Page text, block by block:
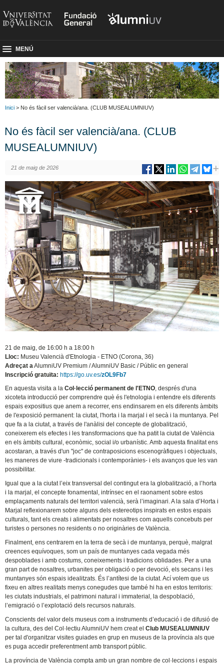
MENÚ
Inici > No és fàcil ser valencià/ana. (CLUB MUSEALUMNIUV)
No és fàcil ser valencià/ana. (CLUB
MUSEALUMNIUV)
21 de maig de 2026
21 de maig, de 16:00 h a 18:00 h
Lloc: Museu Valencià d'Etnologia - ETNO (Corona, 36)
Adreçat a AlumniUV Premium / AlumniUV Basic / Públic en general
Inscripció gratuïta:https://go.uv.es/zOL9Fb7
En aquesta visita a laCol·lecció permanent de l'ETNO, després d'una
xicoteta introducció per comprendre què és l'etnologia i entendre els diferents
espais expositius que anem a recorrer, ens endinsarem en els diferents àmbits
de l'exposició permanent: la ciutat, l'horta i la marjal i el secà i la muntanya. Pel
que fa a la ciutat, a través de l'anàlisi del concepte de globalització,
coneixerem els efectes i les transformacions que ha patit la ciutat de València
en els àmbits cultural, econòmic, social i/o urbanístic. Amb aquesta finalitat ens
acostaran, a través d'un "joc" de contraposicions escenogràfiques i objectuals,
les maneres de viure -tradicionals i contemporànies- i els avanços que les van
possibilitar.
Igual que a la ciutat l’eix transversal del contingut era la globalització, a l’horta
i la marjal, el concepte fonamental, intrínsec en el raonament sobre estos
emplaçaments naturals del territori valencià, serà l’imaginari. A la sala d’Horta i
Marjal reflexionarem sobre alguns dels estereotips inspirats en estos espais
culturals, tant els creats i alimentats per nosaltres com aquells concebuts per
turistes o persones no residents o no originàries de València.
Finalment, ens centrarem en la terra de secà i de muntanya, perquè, malgrat
creences equívoques, som un país de muntanyes cada vegada més
despoblades i amb costums, coneixements i tradicions oblidades. Per a una
gran part de nosaltres, urbanites per obligació o per devoció, els secans i les
muntanyes són espais idealitzats. És l’antítesi de la ciutat. Ací volem que us
fixeu en altres realitats menys conegudes que també hi ha en estos territoris:
les ciutats industrials, el patrimoni natural i immaterial, la despoblació,
l’emigració o l’explotació dels recursos naturals.
Conscients del valor dels museus com a instruments d’educació i de difusió de
la cultura, des del Col·lectiu AlumniUV hem creat elClub MUSEALUMNIUV
per tal d'organitzar visites guiades en grup en museus de la província als que
es puga accedir preferentment amb transport públic.
La província de València compta amb un gran nombre de col·leccions i espais